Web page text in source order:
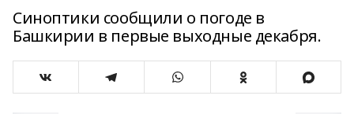
Синоптики сообщили о погоде в
Башкирии в первые выходные декабря.